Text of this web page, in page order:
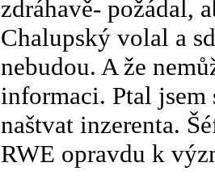
zdráhavě- požádal,
Chalupský volal a
nebudou. A že
informaci. Ptal jsem
naštvat inzerenta.
RWE opravdu k